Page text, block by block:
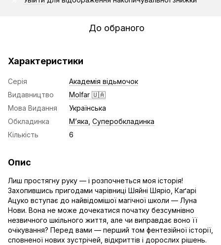
До обраного
Характеристики
Серія
Академія відьмочок
Видавництво
Molfar 🇺🇦
Мова Видання
Українська
Обкладинка
Мʼяка Суперобкладинка
Кількість
6
Опис
Лиш простягну руку — і розпочнеться моя історія!
Захопившись пригодами чарівниці Шяйні Шяріо, Каґарі
Ацуко вступає до найвідомішої магічної школи — Луна
Нови. Вона не може дочекатися початку безсумнівно
незвичного шкільного життя, але чи виправдає воно її
очікування? Перед вами — перший том фентезійної історії,
сповненої нових зустрічей, відкриттів і дорослих рішень.